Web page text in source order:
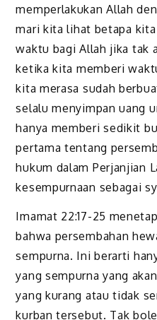
memperlakukan Allah
mari kita lihat betapa
waktu bagi Allah jika tak
ketika kita memberi
kita merasa sudah
selalu menyimpan uang
hanya memberi sedikit
pertama tentang
hukum dalam Perjanjian
kesempurnaan sebagai
Imamat 22:17-25
bahwa persembahan
sempurna. Ini berarti
yang sempurna yang
yang kurang atau tidak
kurban tersebut. Tak